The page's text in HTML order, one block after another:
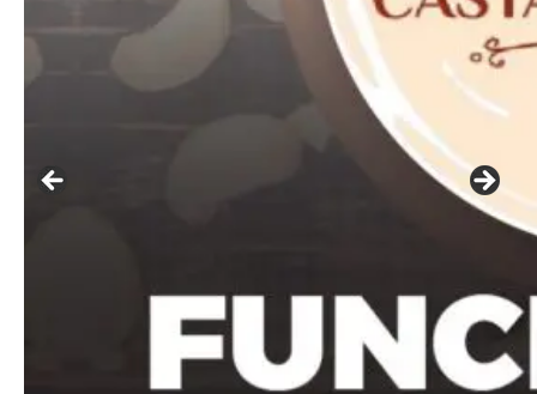
Full member access:
Etiam est nibh, lobortis sit
Nullam eu erat condimentum